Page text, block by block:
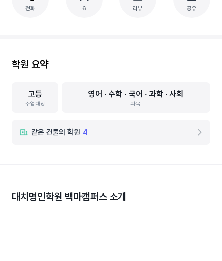
전화 6 리뷰 공유
학원 요약
고등
수업대상
영어 ‧ 수학 ‧ 국어 ‧ 과학 ‧ 사회
과목
같은 건물의 학원 4
대치명인학원 백마캠퍼스 소개